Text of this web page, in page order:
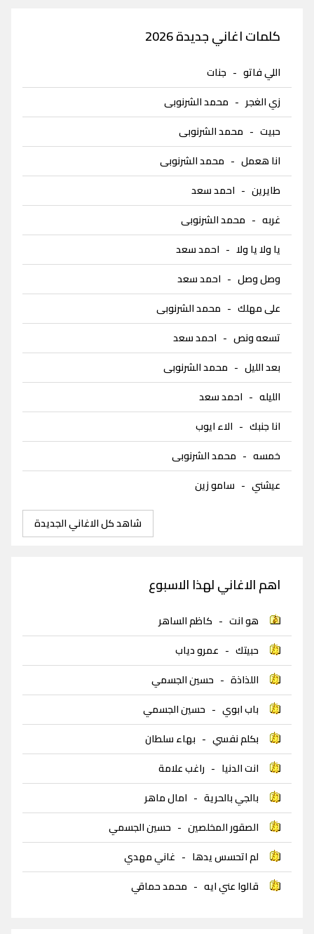
كلمات اغاني جديدة 2026
اللي فاتو - جنات
زي الغجر - محمد الشرنوبى
حبيت - محمد الشرنوبى
انا هعمل - محمد الشرنوبى
طايرين - احمد سعد
غربه - محمد الشرنوبى
يا ولا يا ولا - احمد سعد
وصل وصل - احمد سعد
على مهلك - محمد الشرنوبى
تسعه ونص - احمد سعد
بعد الليل - محمد الشرنوبى
الليله - احمد سعد
انا جنبك - الاء ايوب
خمسه - محمد الشرنوبى
عيشني - سامو زين
شاهد كل الاغاني الجديدة
اهم الاغاني لهذا الاسبوع
هو انت - كاظم الساهر
حبيتك - عمرو دياب
اللذاذة - حسين الجسمي
باب ابوي - حسين الجسمي
بكلم نفسي - بهاء سلطان
انت الدنيا - راغب علامة
بالجي بالحرية - امال ماهر
الصقور المخلصين - حسين الجسمي
لم اتحسس يدها - غاني مهدي
قالوا عني ايه - محمد حماقي